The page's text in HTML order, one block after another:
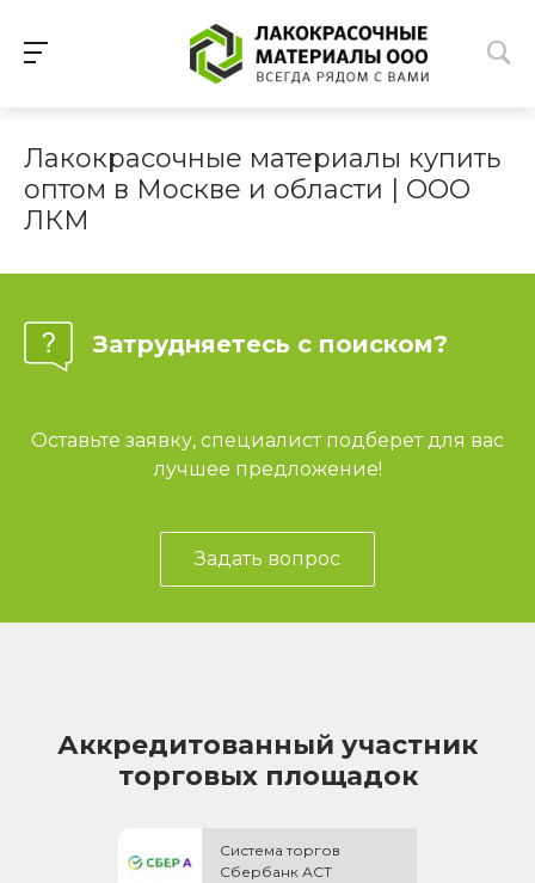
Лакокрасочные материалы купить
оптом в Москве и области | ООО
ЛКМ
Затрудняетесь с поиском?
Оставьте заявку, специалист подберет для вас
лучшее предложение!
Задать вопрос
Аккредитованный участник
торговых площадок
Система торгов
Сбербанк АСТ